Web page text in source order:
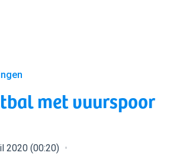
met vuurspoor
2020 (00:20)